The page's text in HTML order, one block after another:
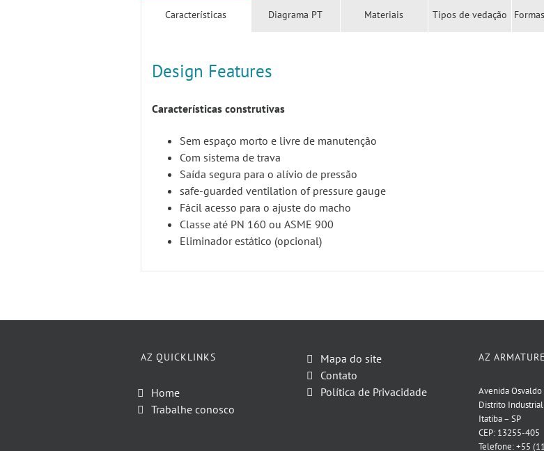
Características Diagrama PT Materiais Tipos de vedação
Design Features
Características construtivas
Sem espaço morto e livre de manutenção
Com sistema de trava
Saída segura para o alívio de pressão
safe-guarded ventilation of pressure gauge
Fácil acesso para o ajuste do macho
Classe até PN 160 ou ASME 900
Eliminador estático (opcional)
AZ QUICKLINKS
Home
Trabalhe conosco
Mapa do site
Contato
Política de Privacidade
AZ
Avenida
Distrito
Itatiba – SP
CEP: 13255-405
Telefone: +55